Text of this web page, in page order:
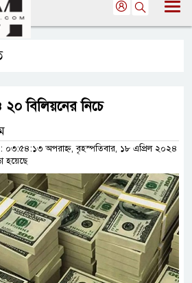
বিলিয়নের নিচে
অপরাহ্ন, বৃহস্পতিবার, ১৮ এপ্রিল ২০২৪
হয়েছে